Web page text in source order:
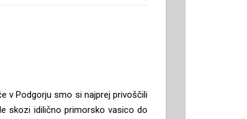
v Podgorju smo si najprej privoščili
skozi idilično primorsko vasico do